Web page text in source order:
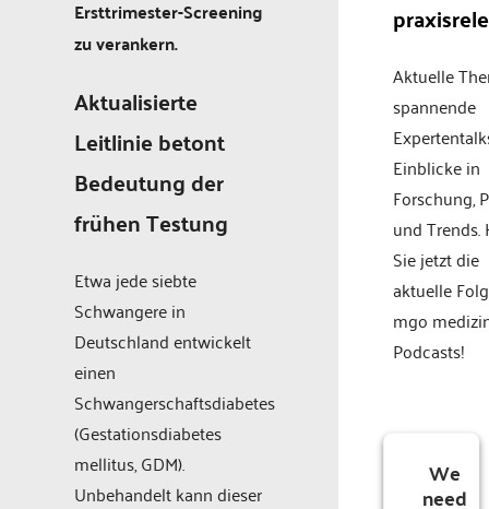
Ersttrimester-Screening
zu verankern.
Aktualisierte
Leitlinie betont
Bedeutung der
frühen Testung
Etwa jede siebte
Schwangere in
Deutschland entwickelt
einen
Schwangerschaftsdiabetes
(Gestationsdiabetes
mellitus, GDM).
Unbehandelt kann dieser
Aktuelle
spannende
Einblicke in
Forschung,
und Trends.
Sie jetzt die
aktuelle
mgo
Podcasts!
We
need